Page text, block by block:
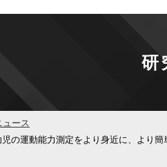
研
ュース
児の運動能力測定をより身近に、より